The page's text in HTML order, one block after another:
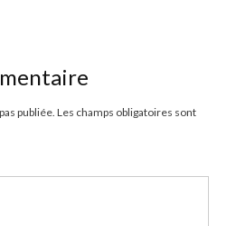
publiée. Les champs obligatoires sont